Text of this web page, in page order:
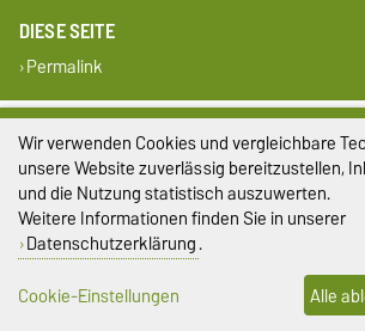
DIESE SEITE
Permalink
Impressum
Datenschutz
Barrierefreiheit
Cookie-Einstellungen
Wir verwenden Cookies und vergleichbare
unsere Website zuverlässig bereitzustellen,
und die Nutzung statistisch auszuwerten.
Weitere Informationen finden Sie in unserer
Datenschutzerklärung.
Cookie-Einstellungen
Alle